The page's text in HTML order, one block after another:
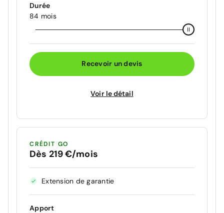
Durée
84 mois
Recevoir un devis
Voir le détail
CRÉDIT GO
Dès 219 €/mois
Extension de garantie
Apport